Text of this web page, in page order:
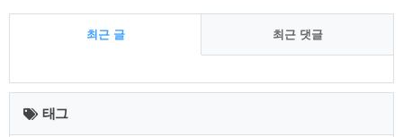
최근 글 최근 댓글
최
근
글
태그